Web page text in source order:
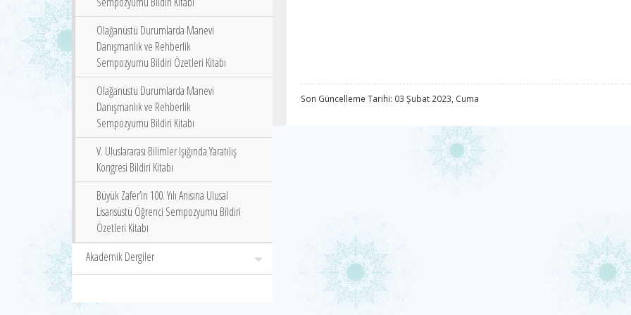
Olağanüstü Durumlarda Manevi
Danışmanlık ve Rehberlik
Sempozyumu Bildiri Özetleri Kitabı
Olağanüstü Durumlarda Manevi
Danışmanlık ve Rehberlik
Sempozyumu Bildiri Kitabı
V. Uluslararası Bilimler Işığında Yaratılış
Kongresi Bildiri Kitabı
Büyük Zafer’in 100. Yılı Anısına Ulusal
Lisansüstü Öğrenci Sempozyumu Bildiri
Özetleri Kitabı
Akademik Dergiler
Son Güncelleme Tarihi: 03 Şubat 2023, Cuma